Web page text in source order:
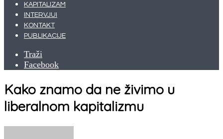
KAPITALIZAM
INTERVJUI
KONTAKT
PUBLIKACIJE
Traži
Facebook
Kako znamo da ne živimo u
liberalnom kapitalizmu